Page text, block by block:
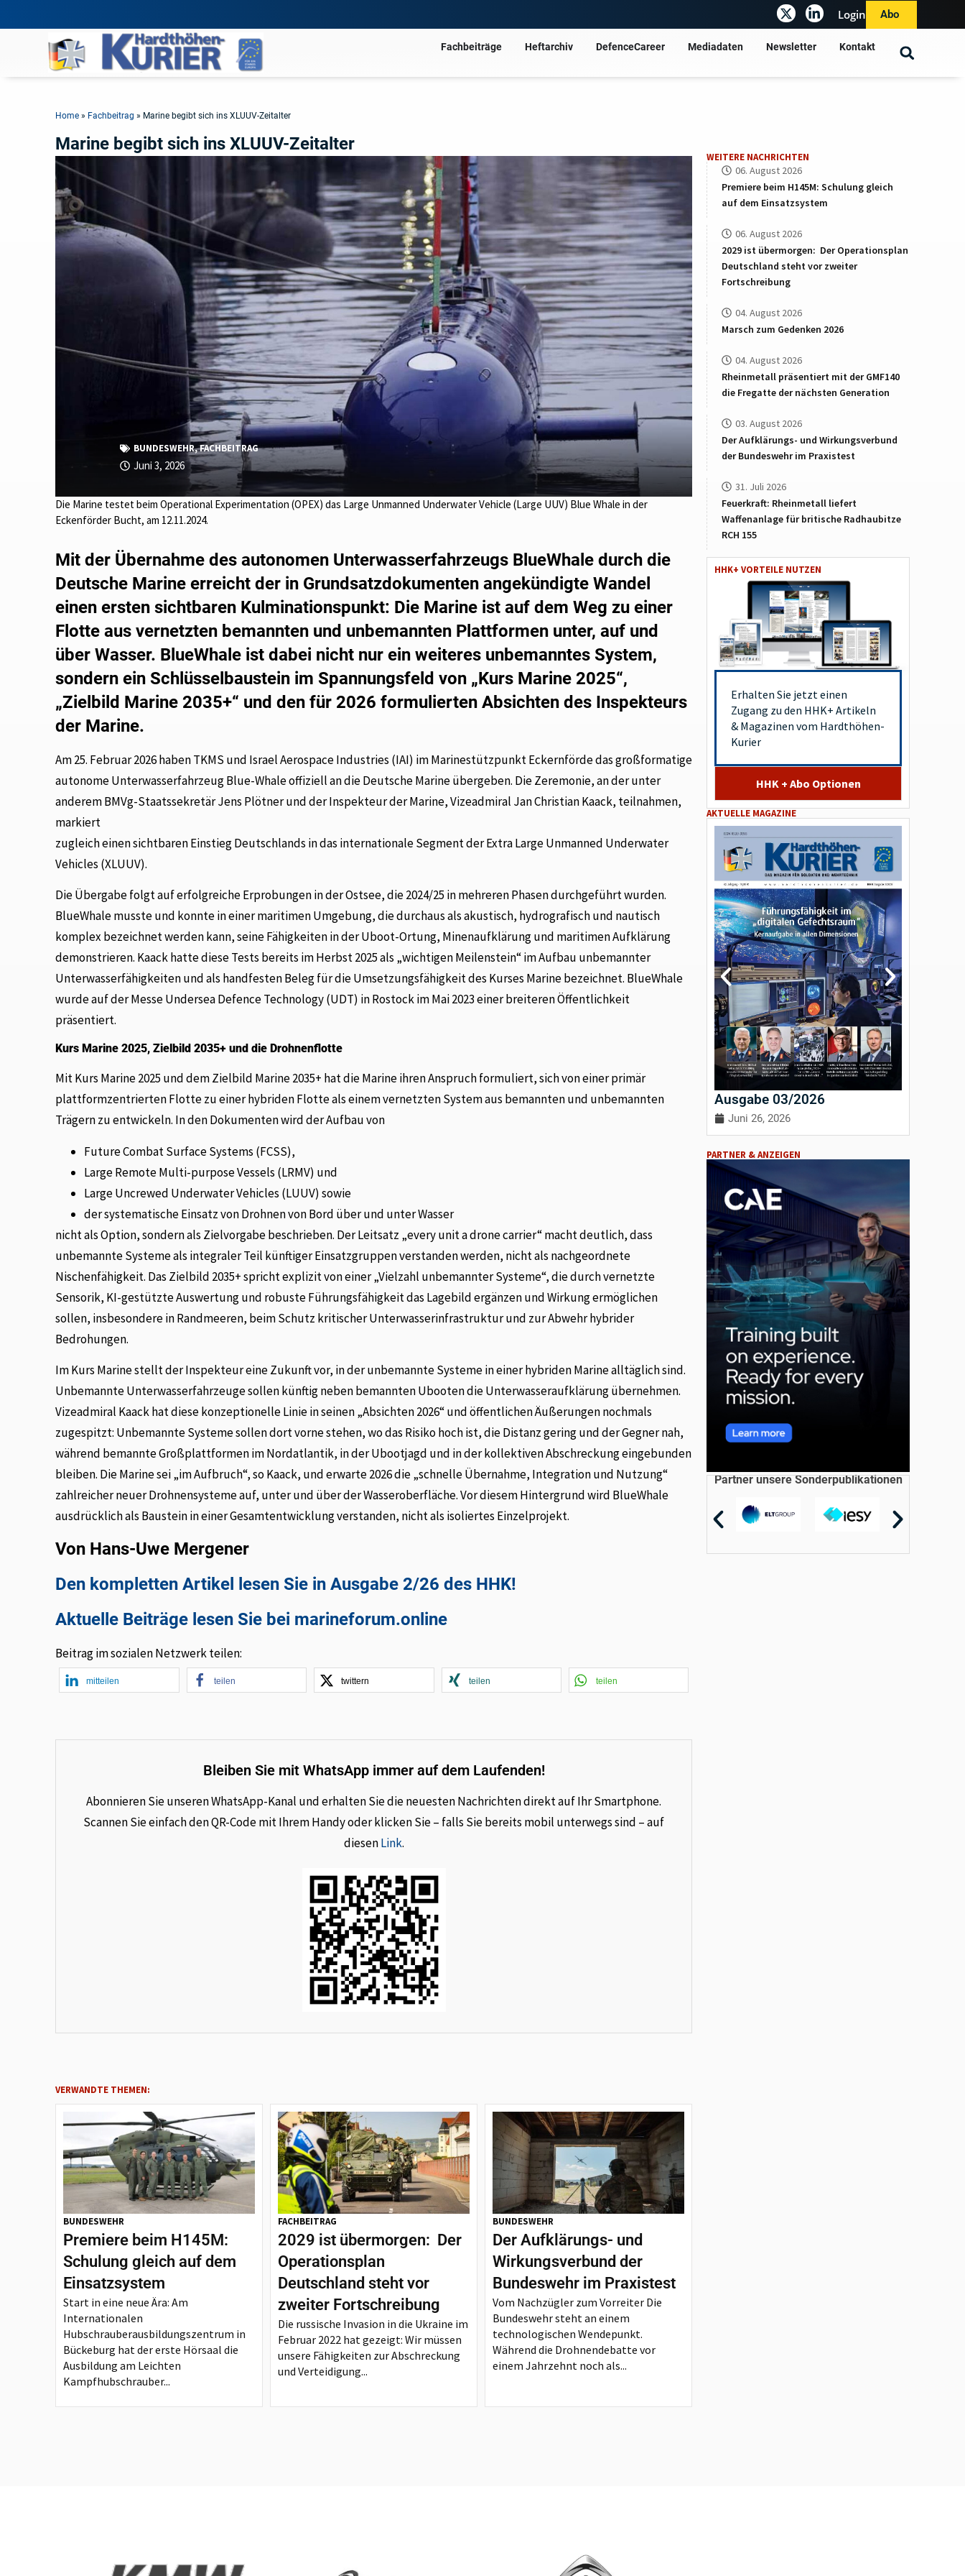
Login Abo
Fachbeiträge Heftarchiv DefenceCareer Mediadaten Newsletter Kontakt
Home » Fachbeitrag » Marine begibt sich ins XLUUV-Zeitalter
Marine begibt sich ins XLUUV-Zeitalter
BUNDESWEHR,FACHBEITRAG
Juni 3, 2026
Die Marine testet beim Operational Experimentation (OPEX) das Large Unmanned Underwater Vehicle (Large UUV) Blue Whale in der
Eckenförder Bucht, am 12.11.2024.
Mit der Übernahme des autonomen Unterwasserfahrzeugs BlueWhale durch die
Deutsche Marine erreicht der in Grundsatzdokumenten angekündigte Wandel
einen ersten sichtbaren Kulminationspunkt: Die Marine ist auf dem Weg zu einer
Flotte aus vernetzten bemannten und unbemannten Plattformen unter, auf und
über Wasser. BlueWhale ist dabei nicht nur ein weiteres unbemanntes System,
sondern ein Schlüsselbaustein im Spannungsfeld von „Kurs Marine 2025“,
„Zielbild Marine 2035+“ und den für 2026 formulierten Absichten des Inspekteurs
der Marine.
Am 25. Februar 2026 haben TKMS und Israel Aerospace Industries (IAI) im Marinestützpunkt Eckernförde das großformatige
autonome Unterwasserfahrzeug Blue-Whale offiziell an die Deutsche Marine übergeben. Die Zeremonie, an der unter
anderem BMVg-Staatssekretär Jens Plötner und der Inspekteur der Marine, Vizeadmiral Jan Christian Kaack, teilnahmen,
markiert
zugleich einen sichtbaren Einstieg Deutschlands in das internationale Segment der Extra Large Unmanned Underwater
Vehicles (XLUUV).
Die Übergabe folgt auf erfolgreiche Erprobungen in der Ostsee, die 2024/25 in mehreren Phasen durchgeführt wurden.
BlueWhale musste und konnte in einer maritimen Umgebung, die durchaus als akustisch, hydrografisch und nautisch
komplex bezeichnet werden kann, seine Fähigkeiten in der Uboot-Ortung, Minenaufklärung und maritimen Aufklärung
demonstrieren. Kaack hatte diese Tests bereits im Herbst 2025 als „wichtigen Meilenstein“ im Aufbau unbemannter
Unterwasserfähigkeiten und als handfesten Beleg für die Umsetzungsfähigkeit des Kurses Marine bezeichnet. BlueWhale
wurde auf der Messe Undersea Defence Technology (UDT) in Rostock im Mai 2023 einer breiteren Öffentlichkeit
präsentiert.
Kurs Marine 2025, Zielbild 2035+ und die Drohnenflotte
Mit Kurs Marine 2025 und dem Zielbild Marine 2035+ hat die Marine ihren Anspruch formuliert, sich von einer primär
plattformzentrierten Flotte zu einer hybriden Flotte als einem vernetzten System aus bemannten und unbemannten
Trägern zu entwickeln. In den Dokumenten wird der Aufbau von
Future Combat Surface Systems (FCSS),
Large Remote Multi-purpose Vessels (LRMV) und
Large Uncrewed Underwater Vehicles (LUUV) sowie
der systematische Einsatz von Drohnen von Bord über und unter Wasser
nicht als Option, sondern als Zielvorgabe beschrieben. Der Leitsatz „every unit a drone carrier“ macht deutlich, dass
unbemannte Systeme als integraler Teil künftiger Einsatzgruppen verstanden werden, nicht als nachgeordnete
Nischenfähigkeit. Das Zielbild 2035+ spricht explizit von einer „Vielzahl unbemannter Systeme“, die durch vernetzte
Sensorik, KI-gestützte Auswertung und robuste Führungsfähigkeit das Lagebild ergänzen und Wirkung ermöglichen
sollen, insbesondere in Randmeeren, beim Schutz kritischer Unterwasserinfrastruktur und zur Abwehr hybrider
Bedrohungen.
Im Kurs Marine stellt der Inspekteur eine Zukunft vor, in der unbemannte Systeme in einer hybriden Marine alltäglich sind.
Unbemannte Unterwasserfahrzeuge sollen künftig neben bemannten Ubooten die Unterwasseraufklärung übernehmen.
Vizeadmiral Kaack hat diese konzeptionelle Linie in seinen „Absichten 2026“ und öffentlichen Äußerungen nochmals
zugespitzt: Unbemannte Systeme sollen dort vorne stehen, wo das Risiko hoch ist, die Distanz gering und der Gegner nah,
während bemannte Großplattformen im Nordatlantik, in der Ubootjagd und in der kollektiven Abschreckung eingebunden
bleiben. Die Marine sei „im Aufbruch“, so Kaack, und erwarte 2026 die „schnelle Übernahme, Integration und Nutzung“
zahlreicher neuer Drohnensysteme auf, unter und über der Wasseroberfläche. Vor diesem Hintergrund wird BlueWhale
ausdrücklich als Baustein in einer Gesamtentwicklung verstanden, nicht als isoliertes Einzelprojekt.
Von Hans-Uwe Mergener
Den kompletten Artikel lesen Sie in Ausgabe 2/26 des HHK!
Aktuelle Beiträge lesen Sie bei marineforum.online
Beitrag im sozialen Netzwerk teilen:
mitteilen teilen twittern teilen teilen
Bleiben Sie mit WhatsApp immer auf dem Laufenden!
Abonnieren Sie unseren WhatsApp-Kanal und erhalten Sie die neuesten Nachrichten direkt auf Ihr Smartphone.
Scannen Sie einfach den QR-Code mit Ihrem Handy oder klicken Sie – falls Sie bereits mobil unterwegs sind – auf
diesenLink.
VERWANDTE THEMEN:
BUNDESWEHR
Premiere beim H145M:
Schulung gleich auf dem
Einsatzsystem
Start in eine neue Ära: Am
Internationalen
Hubschrauberausbildungszentrum in
Bückeburg hat der erste Hörsaal die
Ausbildung am Leichten
Kampfhubschrauber...
FACHBEITRAG
2029 ist übermorgen: Der
Operationsplan
Deutschland steht vor
zweiter Fortschreibung
Die russische Invasion in die Ukraine im
Februar 2022 hat gezeigt: Wir müssen
unsere Fähigkeiten zur Abschreckung
und Verteidigung...
BUNDESWEHR
Der Aufklärungs- und
Wirkungsverbund der
Bundeswehr im Praxistest
Vom Nachzügler zum Vorreiter Die
Bundeswehr steht an einem
technologischen Wendepunkt.
Während die Drohnendebatte vor
einem Jahrzehnt noch als...
WEITERE NACHRICHTEN
06. August 2026
Premiere beim H145M: Schulung gleich
auf dem Einsatzsystem
06. August 2026
2029 ist übermorgen: Der Operationsplan
Deutschland steht vor zweiter
Fortschreibung
04. August 2026
Marsch zum Gedenken 2026
04. August 2026
Rheinmetall präsentiert mit der GMF140
die Fregatte der nächsten Generation
03. August 2026
Der Aufklärungs- und Wirkungsverbund
der Bundeswehr im Praxistest
31. Juli 2026
Feuerkraft: Rheinmetall liefert
Waffenanlage für britische Radhaubitze
RCH 155
HHK+ VORTEILE NUTZEN
Erhalten Sie jetzt einen
Zugang zu den HHK+ Artikeln
& Magazinen vom Hardthöhen-
Kurier
HHK + Abo Optionen
AKTUELLE MAGAZINE
Ausgabe 03/2026
Juni 26, 2026
PARTNER & ANZEIGEN
Partner unsere Sonderpublikationen